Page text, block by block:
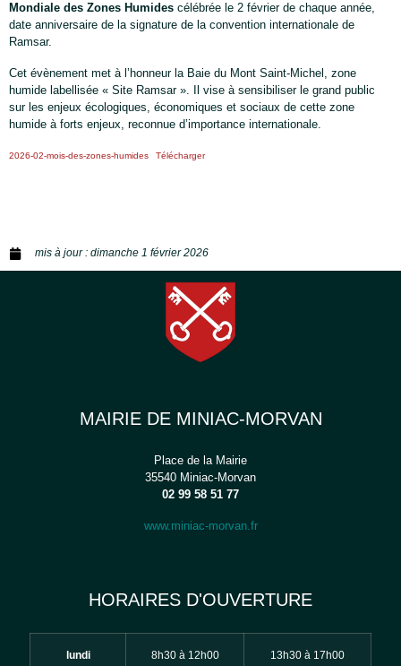
Mondiale des Zones Humides célébrée le 2 février de chaque année,
date anniversaire de la signature de la convention internationale de
Ramsar.
Cet évènement met à l’honneur la Baie du Mont Saint-Michel, zone
humide labellisée « Site Ramsar ». Il vise à sensibiliser le grand public
sur les enjeux écologiques, économiques et sociaux de cette zone
humide à forts enjeux, reconnue d’importance internationale.
2026-02-mois-des-zones-humides Télécharger
mis à jour : dimanche 1 février 2026
MAIRIE DE MINIAC-MORVAN
Place de la Mairie
35540 Miniac-Morvan
02 99 58 51 77
www.miniac-morvan.fr
HORAIRES D'OUVERTURE
lundi 8h30 à 12h00 13h30 à 17h00